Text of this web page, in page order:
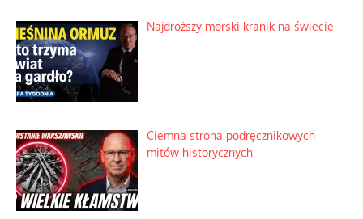
Najdroższy morski kranik na świecie
Ciemna strona podręcznikowych
mitów historycznych